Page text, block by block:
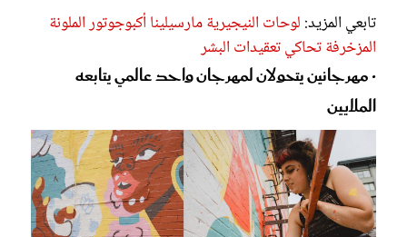
تابعي المزيد: لوحات النيجيرية مارسيلينا أكبوجوتور الملونة
المزخرفة تحاكي تعقيدات البشر
• مهرجانين يتحولان لمهرجان واحد عالمي يتابعه
الملايين